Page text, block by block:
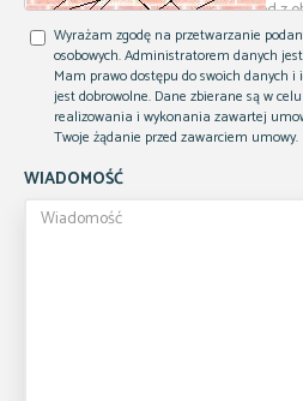
Wyrażam zgodę na przetwarzanie
osobowych. Administratorem danych
Mam prawo dostępu do swoich danych
jest dobrowolne. Dane zbierane są w
realizowania i wykonania zawartej
Twoje żądanie przed zawarciem umowy.
WIADOMOŚĆ